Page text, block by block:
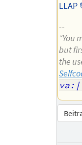
LLAP
--
“You
but
the